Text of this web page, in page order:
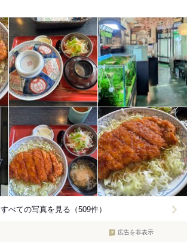
すべての写真を見る（509件）
広告を非表示